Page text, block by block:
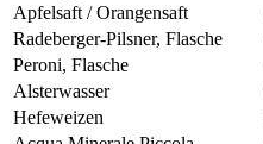
Apfelsaft / Orangensaft
Radeberger-Pilsner, Flasche
Peroni, Flasche
Alsterwasser
Hefeweizen